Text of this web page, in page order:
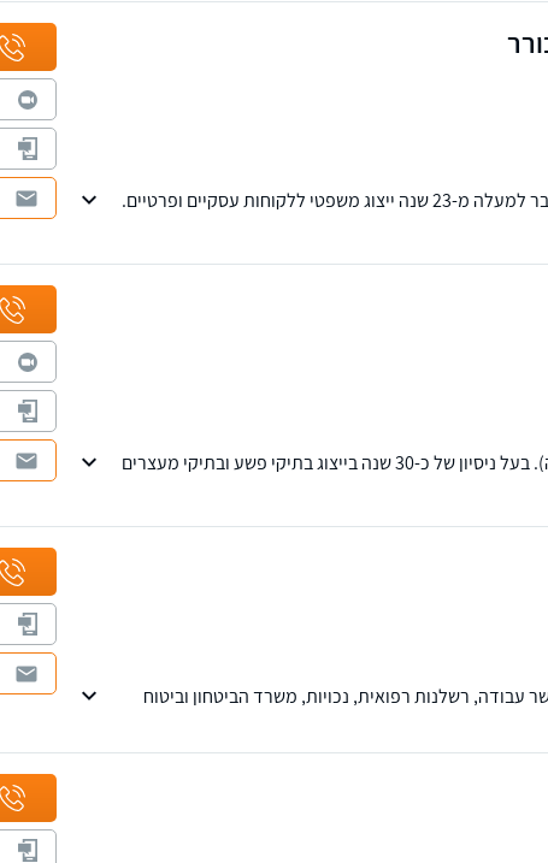
המשרד עוסק בתחום המסחרי, אזרחי ומקרקעין ומספק כבר למעלה מ-23 שנה ייצוג משפטי ללקוחות עסקיים ופרטיים.
תובע משטרתי לשעבר. מאות המלצות חיוביות (ראו למטה). בעל ניסיון של כ-30 שנה בייצוג בתיקי פשע ובתיקי מעצרים
עבודה, רשלנות רפואית, נכויות, משרד הביטחון וביטוח